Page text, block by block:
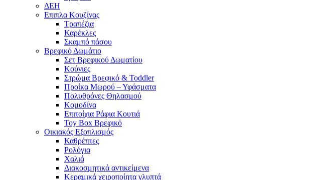
ΔΕΗ
Επιπλα Κουζίνας
Τραπέζια
Καρέκλες
Σκαμπό πάσου
Βρεφικό Δωμάτιο
Σετ Βρεφικού Δωματίου
Κούνιες
Στρώμα Βρεφικό & Toddler
Προίκα Μωρού – Υφάσματα
Πολυθρόνες Θηλασμού
Κομοδίνα
Επιτοίχια Ράφια Κουτιά
Toy Box Βρεφικό
Οικιακός Εξοπλισμός
Καθρέπτες
Ρολόγια
Χαλιά
Διακοσμητικά αντικείμενα
Κεραμικά χειροποίητα γλυπτά